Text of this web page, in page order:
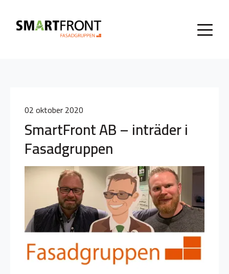
02 oktober 2020
SmartFront AB – inträder i
Fasadgruppen